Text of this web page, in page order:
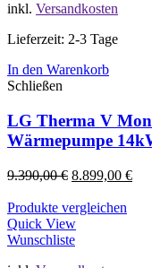
inkl. Versandkosten
Lieferzeit: 2-3 Tage
In den Warenkorb
Schließen
LG Therma V
Wärmepumpe
9.390,00€ 8.899,00 €
Produkte vergleichen
Quick View
Wunschliste